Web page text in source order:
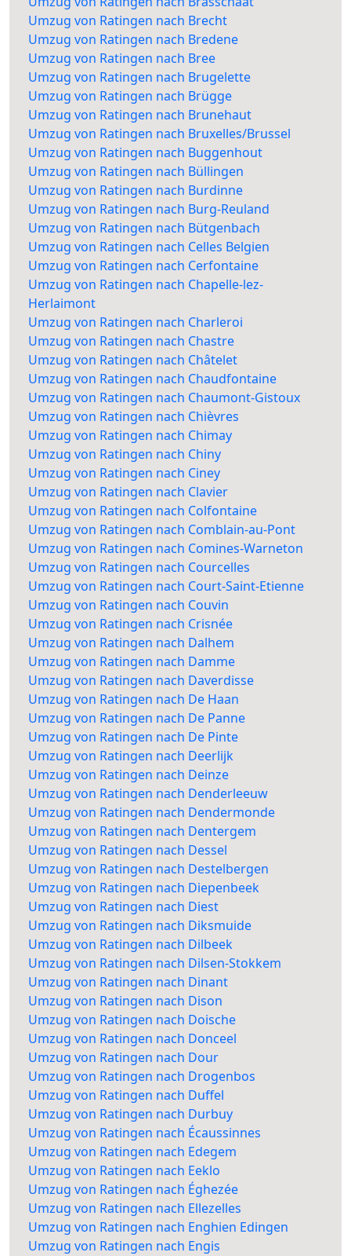
Umzug von Ratingen nach Brecht
Umzug von Ratingen nach Bredene
Umzug von Ratingen nach Bree
Umzug von Ratingen nach Brugelette
Umzug von Ratingen nach Brügge
Umzug von Ratingen nach Brunehaut
Umzug von Ratingen nach Bruxelles/Brussel
Umzug von Ratingen nach Buggenhout
Umzug von Ratingen nach Büllingen
Umzug von Ratingen nach Burdinne
Umzug von Ratingen nach Burg-Reuland
Umzug von Ratingen nach Bütgenbach
Umzug von Ratingen nach Celles Belgien
Umzug von Ratingen nach Cerfontaine
Umzug von Ratingen nach Chapelle-lez-
Herlaimont
Umzug von Ratingen nach Charleroi
Umzug von Ratingen nach Chastre
Umzug von Ratingen nach Châtelet
Umzug von Ratingen nach Chaudfontaine
Umzug von Ratingen nach Chaumont-Gistoux
Umzug von Ratingen nach Chièvres
Umzug von Ratingen nach Chimay
Umzug von Ratingen nach Chiny
Umzug von Ratingen nach Ciney
Umzug von Ratingen nach Clavier
Umzug von Ratingen nach Colfontaine
Umzug von Ratingen nach Comblain-au-Pont
Umzug von Ratingen nach Comines-Warneton
Umzug von Ratingen nach Courcelles
Umzug von Ratingen nach Court-Saint-Etienne
Umzug von Ratingen nach Couvin
Umzug von Ratingen nach Crisnée
Umzug von Ratingen nach Dalhem
Umzug von Ratingen nach Damme
Umzug von Ratingen nach Daverdisse
Umzug von Ratingen nach De Haan
Umzug von Ratingen nach De Panne
Umzug von Ratingen nach De Pinte
Umzug von Ratingen nach Deerlijk
Umzug von Ratingen nach Deinze
Umzug von Ratingen nach Denderleeuw
Umzug von Ratingen nach Dendermonde
Umzug von Ratingen nach Dentergem
Umzug von Ratingen nach Dessel
Umzug von Ratingen nach Destelbergen
Umzug von Ratingen nach Diepenbeek
Umzug von Ratingen nach Diest
Umzug von Ratingen nach Diksmuide
Umzug von Ratingen nach Dilbeek
Umzug von Ratingen nach Dilsen-Stokkem
Umzug von Ratingen nach Dinant
Umzug von Ratingen nach Dison
Umzug von Ratingen nach Doische
Umzug von Ratingen nach Donceel
Umzug von Ratingen nach Dour
Umzug von Ratingen nach Drogenbos
Umzug von Ratingen nach Duffel
Umzug von Ratingen nach Durbuy
Umzug von Ratingen nach Écaussinnes
Umzug von Ratingen nach Edegem
Umzug von Ratingen nach Eeklo
Umzug von Ratingen nach Éghezée
Umzug von Ratingen nach Ellezelles
Umzug von Ratingen nach Enghien Edingen
Umzug von Ratingen nach Engis